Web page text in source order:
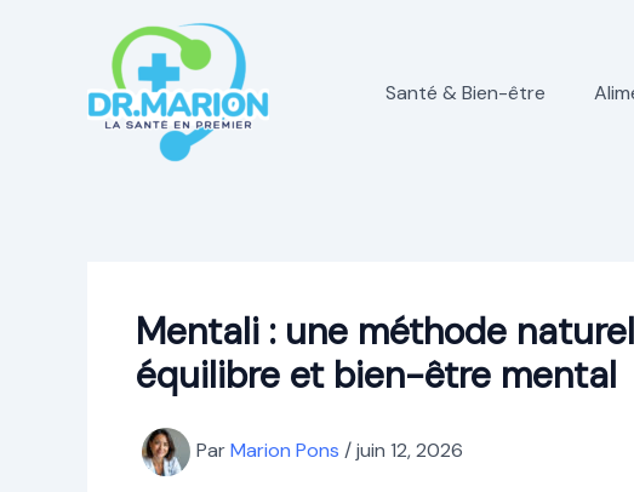
Santé & Bien-être
Mentali : une méthode
équilibre et bien-être mental
ParMarion Pons /juin 12, 2026